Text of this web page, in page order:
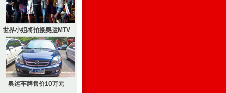
世界小姐将拍摄奥运MTV
奥运车牌售价10万元